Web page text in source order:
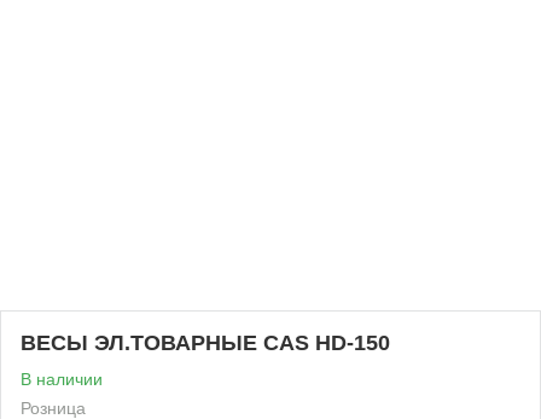
ВЕСЫ ЭЛ.ТОВАРНЫЕ CAS HD-150
В наличии
Розница